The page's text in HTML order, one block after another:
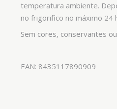
temperatura ambiente.
no frigorifico no máximo 24
Sem cores, conservantes
EAN: 8435117890909